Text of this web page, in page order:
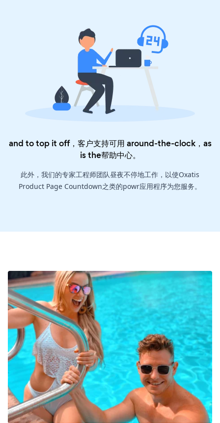
and to top it off，客户支持可用 around-the-clock，as
is the帮助中心。
此外，我们的专家工程师团队昼夜不停地工作，以使Oxatis
Product Page Countdown之类的powr应用程序为您服务。